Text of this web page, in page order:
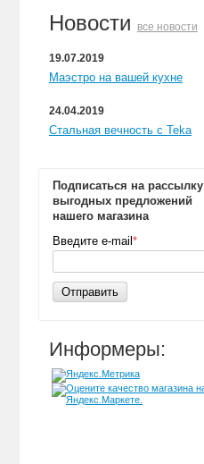
Новости все новости
19.07.2019
Маэстро на вашей кухне
24.04.2019
Стальная вечность с Teka
Подписаться на рассылку
выгодных предложений
нашего магазина
Введите e-mail *
Отправить
Информеры: